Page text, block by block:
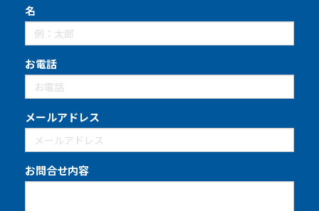
名
お電話
メールアドレス
お問合せ内容